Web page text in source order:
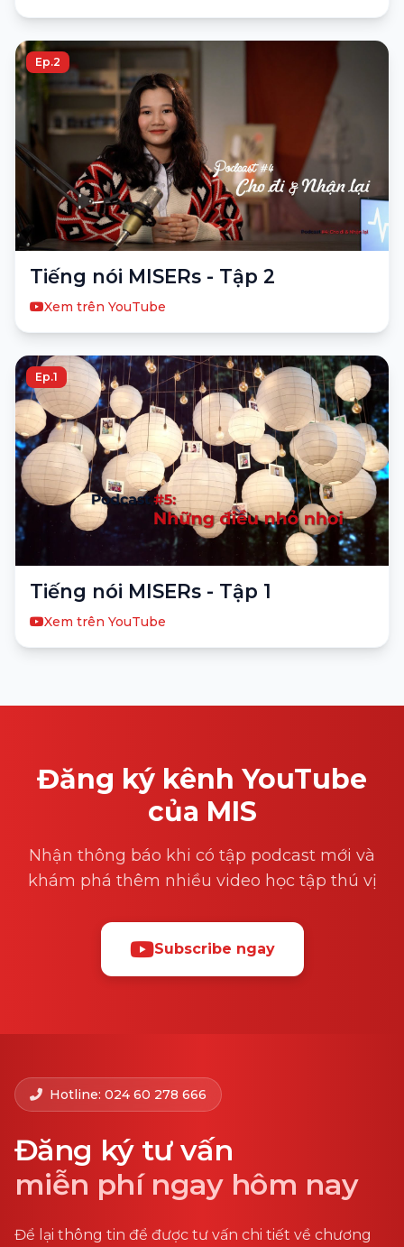
Ep.2
Tiếng nói MISERs - Tập 2
Xem trên YouTube
Ep.1
Tiếng nói MISERs - Tập 1
Xem trên YouTube
Đăng ký kênh YouTube
của MIS
Nhận thông báo khi có tập podcast mới và
khám phá thêm nhiều video học tập thú vị
Subscribe ngay
Hotline: 024 60 278 666
Đăng ký tư vấn
miễn phí ngay hôm nay
Để lại thông tin để được tư vấn chi tiết về chương